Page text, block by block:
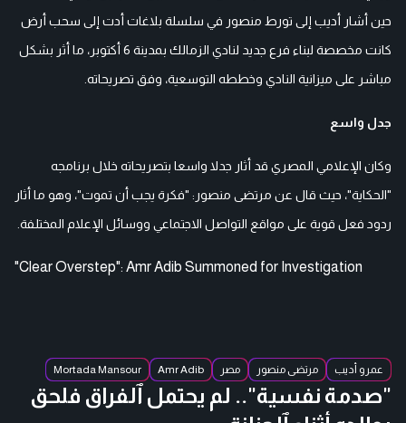
حين أشار أديب إلى تورط منصور في سلسلة بلاغات أدت إلى سحب أرض
كانت مخصصة لبناء فرع جديد لنادي الزمالك بمدينة 6 أكتوبر، ما أثر بشكل
مباشر على ميزانية النادي وخططه التوسعية، وفق تصريحاته.
جدل واسع
وكان الإعلامي المصري قد أثار جدلا واسعا بتصريحاته خلال برنامجه
"الحكاية"، حيث قال عن مرتضى منصور: "فكرة يجب أن تموت"، وهو ما أثار
ردود فعل قوية على مواقع التواصل الاجتماعي ووسائل الإعلام المختلفة.
"Clear Overstep": Amr Adib Summoned for Investigation
عمرو أديب مرتضى منصور مصر Amr Adib
Mortada Mansour
"صدمة نفسية".. لم يحتمل ٱلفراق فلحق